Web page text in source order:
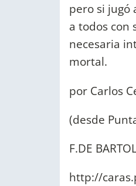
pero si jugó
a todos con
necesaria
mortal.
por Carlos
(desde
F.DE
http://